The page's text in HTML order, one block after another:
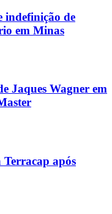
indefinição de
em Minas
Jaques Wagner em
após